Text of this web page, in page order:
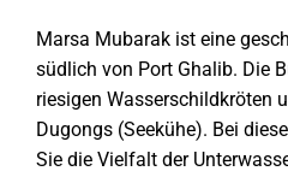
Marsa Mubarak ist eine
südlich von Port Ghalib. Die
riesigen Wasserschildkröten
Dugongs (Seekühe). Bei
Sie die Vielfalt der